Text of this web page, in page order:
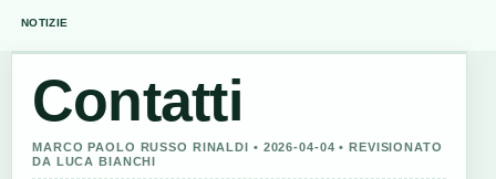
NOTIZIE
Contatti
MARCO PAOLO RUSSO RINALDI • 2026-04-04 • REVISIONATO
DA LUCA BIANCHI